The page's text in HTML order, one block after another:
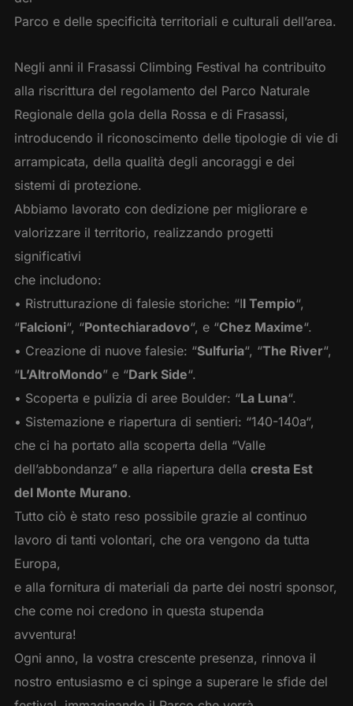
Parco e delle specificità territoriali e culturali dell’area.
Negli anni il Frasassi Climbing Festival ha contribuito
alla riscrittura del regolamento del Parco Naturale
Regionale della gola della Rossa e di Frasassi,
introducendo il riconoscimento delle tipologie di vie di
arrampicata, della qualità degli ancoraggi e dei
sistemi di protezione.
Abbiamo lavorato con dedizione per migliorare e
valorizzare il territorio, realizzando progetti
significativi
che includono:
• Ristrutturazione di falesie storiche: “Il Tempio“,
“Falcioni“, “Pontechiaradovo“, e “Chez Maxime“.
• Creazione di nuove falesie: “Sulfuria“, “The River“,
“L’AltroMondo” e “Dark Side“.
• Scoperta e pulizia di aree Boulder: “La Luna“.
• Sistemazione e riapertura di sentieri: “140-140a“,
che ci ha portato alla scoperta della “Valle
dell’abbondanza” e alla riapertura della cresta Est
del Monte Murano.
Tutto ciò è stato reso possibile grazie al continuo
lavoro di tanti volontari, che ora vengono da tutta
Europa,
e alla fornitura di materiali da parte dei nostri sponsor,
che come noi credono in questa stupenda
avventura!
Ogni anno, la vostra crescente presenza, rinnova il
nostro entusiasmo e ci spinge a superare le sfide del